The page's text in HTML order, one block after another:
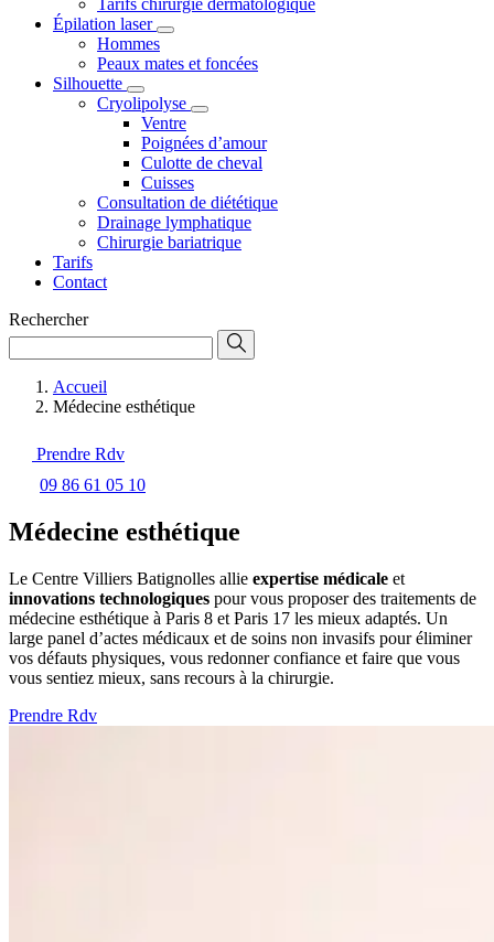
Épilation laser
Hommes
Peaux mates et foncées
Silhouette
Cryolipolyse
Ventre
Poignées d’amour
Culotte de cheval
Cuisses
Consultation de diététique
Drainage lymphatique
Chirurgie bariatrique
Tarifs
Contact
Rechercher
Accueil
Médecine esthétique
Prendre Rdv
09 86 61 05 10
Médecine esthétique
Le Centre Villiers Batignolles allie expertise médicale et
innovations technologiques pour vous proposer des traitements de
médecine esthétique à Paris 8 et Paris 17 les mieux adaptés. Un
large panel d’actes médicaux et de soins non invasifs pour éliminer
vos défauts physiques, vous redonner confiance et faire que vous
vous sentiez mieux, sans recours à la chirurgie.
Prendre Rdv